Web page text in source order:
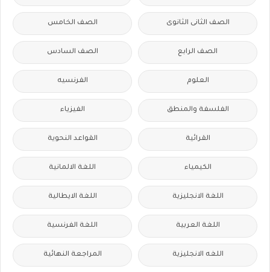
الصف الثانى الثانوى الصف الخامس
الصف الرابع الصف السادس
العلوم الفرنسيه
الفلسفة والمنطق الفيزياء
القرائية القواعد النحوية
الكيمياء اللغة الالمانية
اللغة الانجليزية اللغة الايطالية
اللغة العربية اللغة الفرنسية
اللغه الانجليزية المراجعة النهائية